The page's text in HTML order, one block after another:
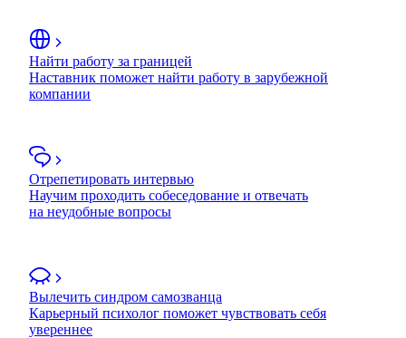
Найти работу за границей
Наставник поможет найти работу в зарубежной
компании
Отрепетировать интервью
Научим проходить собеседование и отвечать
на неудобные вопросы
Вылечить синдром самозванца
Карьерный психолог поможет чувствовать себя
увереннее